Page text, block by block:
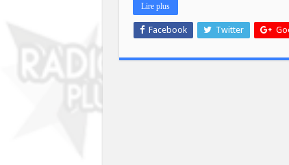
Lire plus
Facebook Twitter